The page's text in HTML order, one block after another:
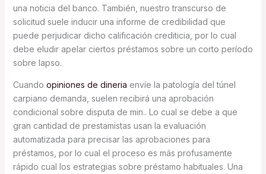
una noticia del banco. También, nuestro transcurso de
solicitud suele inducir una informe de credibilidad que
puede perjudicar dicho calificación crediticia, por lo cual
debe eludir apelar ciertos préstamos sobre un corto período
sobre lapso.
Cuando opiniones de dineria envíe la patologí­a del túnel
carpiano demanda, suelen recibirá una aprobación
condicional sobre disputa de min.. Lo cual se debe a que
gran cantidad de prestamistas usan la evaluación
automatizada para precisar las aprobaciones para
préstamos, por lo cual el proceso es más profusamente
rápido cual los estrategias sobre préstamo habituales. Una